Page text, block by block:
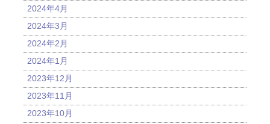
2024年4月
2024年3月
2024年2月
2024年1月
2023年12月
2023年11月
2023年10月